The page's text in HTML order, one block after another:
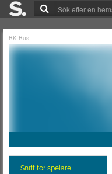
BK Bus
Snitt för spelare